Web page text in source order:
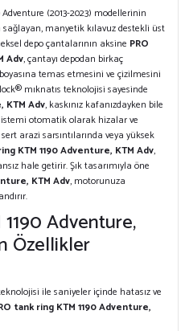
Adventure (2013-2023) modellerinin
manyetik kılavuz destekli üst
depo çantalarının aksine PRO
Adv, çantayı depodan birkaç
temas etmesini ve çizilmesini
mıknatıs teknolojisi sayesinde
KTM Adv, kaskınız kafanızdayken bile
otomatik olarak hizalar ve
arazi sarsıntılarında veya yüksek
KTM 1190 Adventure, KTM Adv,
hale getirir. Şık tasarımıyla öne
KTM Adv, motorunuza
Adventure,
Özellikler
ile saniyeler içinde hatasız ve
tank ring KTM 1190 Adventure,